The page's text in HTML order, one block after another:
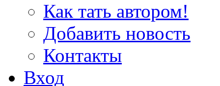
Как тать автором!
Добавить новость
Контакты
Вход